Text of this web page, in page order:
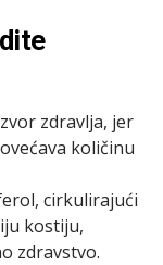
zdravlja, jer
količinu
cirkulirajući
kostiju,
zdravstvo.